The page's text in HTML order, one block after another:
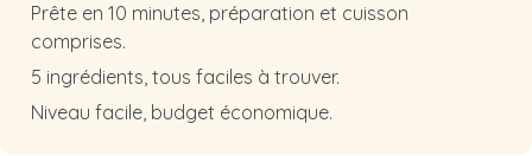
Prête en 10 minutes, préparation et cuisson
comprises.
5 ingrédients, tous faciles à trouver.
Niveau facile, budget économique.